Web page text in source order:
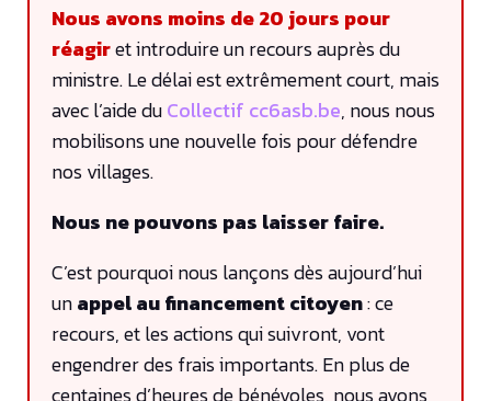
Nous avons moins de 20 jours pour
réagiret introduire un recours auprès du
ministre. Le délai est extrêmement court, mais
avec l’aide duCollectif cc6asb.be, nous nous
mobilisons une nouvelle fois pour défendre
nos villages.
Nous ne pouvons pas laisser faire.
C’est pourquoi nous lançons dès aujourd’hui
unappel au financement citoyen: ce
recours, et les actions qui suivront, vont
engendrer des frais importants. En plus de
centaines d’heures de bénévoles, nous avons